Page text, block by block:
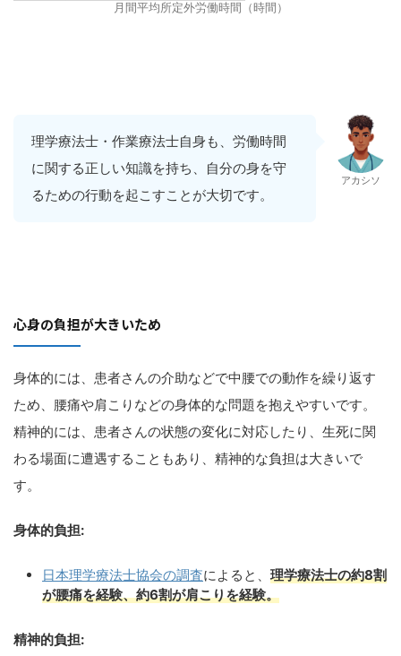
月間平均所定外労働時間（時間）
理学療法士・作業療法士自身も、労働時間
に関する正しい知識を持ち、自分の身を守
るための行動を起こすことが大切です。
アカシソ
心身の負担が大きいため
身体的には、患者さんの介助などで中腰での動作を繰り返す
ため、腰痛や肩こりなどの身体的な問題を抱えやすいです。
精神的には、患者さんの状態の変化に対応したり、生死に関
わる場面に遭遇することもあり、精神的な負担は大きいで
す。
身体的負担:
日本理学療法士協会の調査によると、 理学療法士の約8割
が腰痛を経験、約6割が肩こりを経験。
精神的負担: